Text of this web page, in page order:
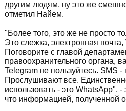
другим людям, ну это же
отметил Найем.
"Более того, это же не просто
Это слежка, электронная почта,
Поговорите с главой
правоохранительного органа,
Telegram не пользуйтесь. SMS -
Прослушивают все.
использовать - это WhatsApp",
что информацией, полученной о